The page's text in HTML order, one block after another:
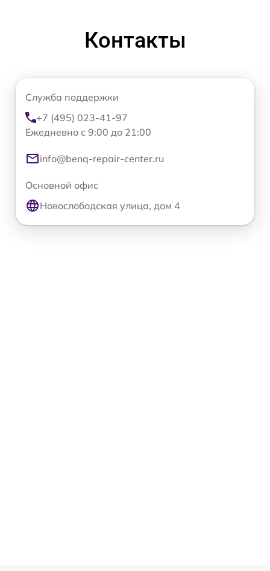
Контакты
Служба поддержки
+7 (495) 023-41-97
Ежедневно с 9:00 до 21:00
info@benq-repair-center.ru
Основной офис
Новослободская улица, дом 4